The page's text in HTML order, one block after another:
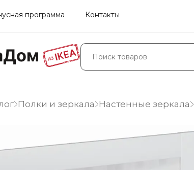
программа Контакты
Полки и зеркала Настенные зеркала